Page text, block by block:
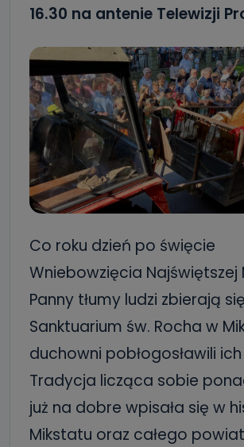
16.30 na antenie Telewizji
Co roku dzień po święcie
Wniebowzięcia Najświętszej
Panny tłumy ludzi zbierają
Sanktuarium św. Rocha w
duchowni pobłogosławili
Tradycja licząca sobie
już na dobre wpisała się w
Mikstatu oraz całego